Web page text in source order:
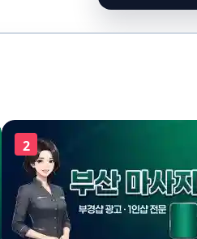
장,강서,신호,서구,암남
2